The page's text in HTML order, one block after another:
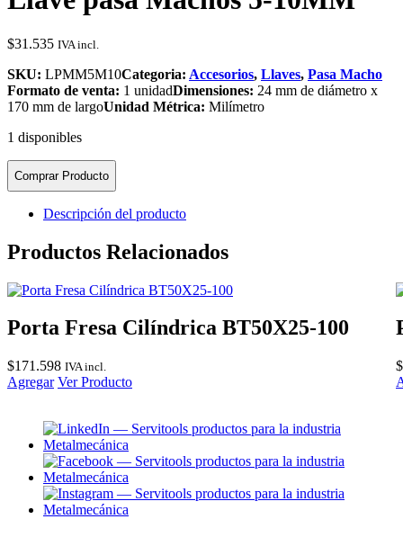
$31.535 IVA incl.
SKU: LPMM5M10Categoria: Accesorios, Llaves, Pasa Macho
Formato de venta: 1 unidadDimensiones: 24 mm de diámetro x
170 mm de largoUnidad Métrica: Milímetro
1 disponibles
Comprar Producto
Descripción del producto
Productos Relacionados
Porta Fresa Cilíndrica BT50X25-100
$171.598 IVA incl.
Agregar Ver Producto
$